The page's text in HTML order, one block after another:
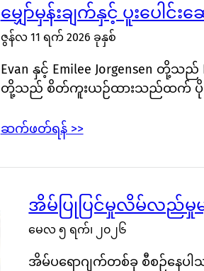
မျှော်မှန်းချက်နှင့် ပူးပေါ
ဇွန်လ 11 ရက် 2026 ခုနှစ်
Evan နှင့် Emilee Jorgensen
တို့သည် စိတ်ကူးယဉ်ထားသည်ထက် ပို
ဆက်ဖတ်ရန် >>
အိမ်ပြုပြင်မှုလိမ်လည်မှုမ
မေလ ၅ ရက်၊ ၂၀၂၆
အိမ်ပရောဂျက်တစ်ခု စီစဉ်နေပ